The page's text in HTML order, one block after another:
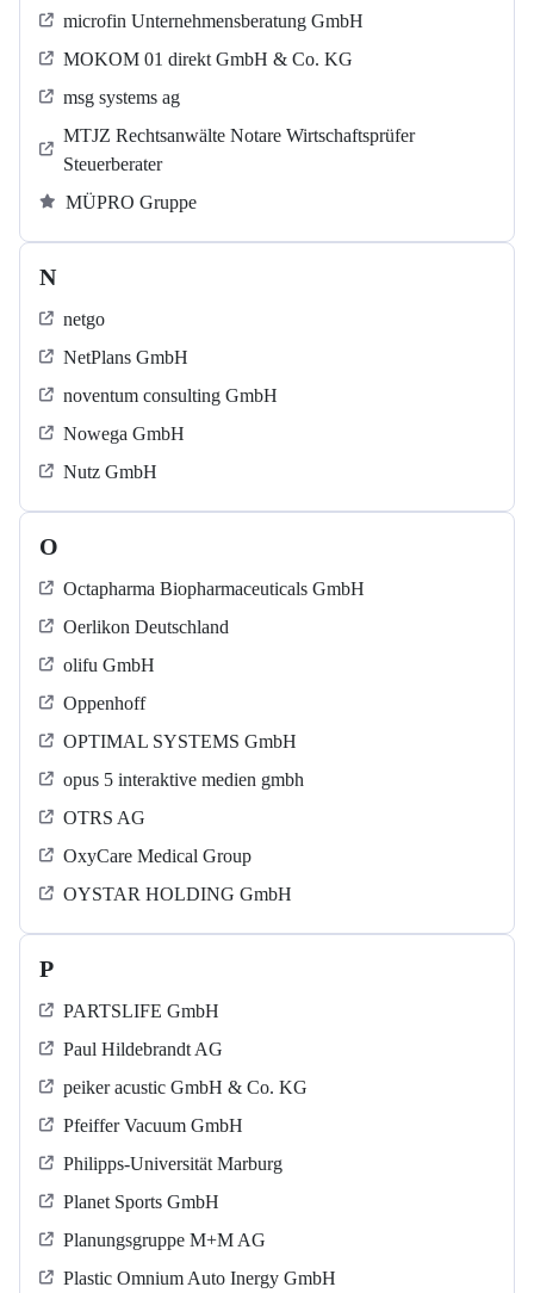
microfin Unternehmensberatung GmbH
MOKOM 01 direkt GmbH & Co. KG
msg systems ag
MTJZ Rechtsanwälte Notare Wirtschaftsprüfer
Steuerberater
MÜPRO Gruppe
N
netgo
NetPlans GmbH
noventum consulting GmbH
Nowega GmbH
Nutz GmbH
O
Octapharma Biopharmaceuticals GmbH
Oerlikon Deutschland
olifu GmbH
Oppenhoff
OPTIMAL SYSTEMS GmbH
opus 5 interaktive medien gmbh
OTRS AG
OxyCare Medical Group
OYSTAR HOLDING GmbH
P
PARTSLIFE GmbH
Paul Hildebrandt AG
peiker acustic GmbH & Co. KG
Pfeiffer Vacuum GmbH
Philipps-Universität Marburg
Planet Sports GmbH
Planungsgruppe M+M AG
Plastic Omnium Auto Inergy GmbH